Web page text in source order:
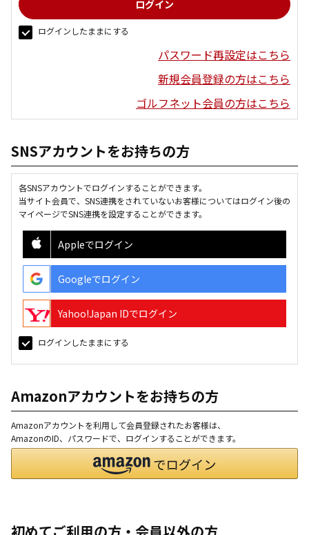
ログインしたままにする
パスワード再設定はこちら
新規会員登録の方はこちら
ゴルフネット会員の方はこちら
SNSアカウントをお持ちの方
各SNSアカウントでログインすることができます。
当サイト会員で、SNS連携をされていないお客様についてはログイン後の
マイページでSNS連携を設定することができます。
Appleでログイン
Googleでログイン
Yahoo!Japan IDでログイン
ログインしたままにする
Amazonアカウントをお持ちの方
Amazonアカウントを利用して会員登録されたお客様は、
AmazonのID、パスワードで、ログインすることができます。